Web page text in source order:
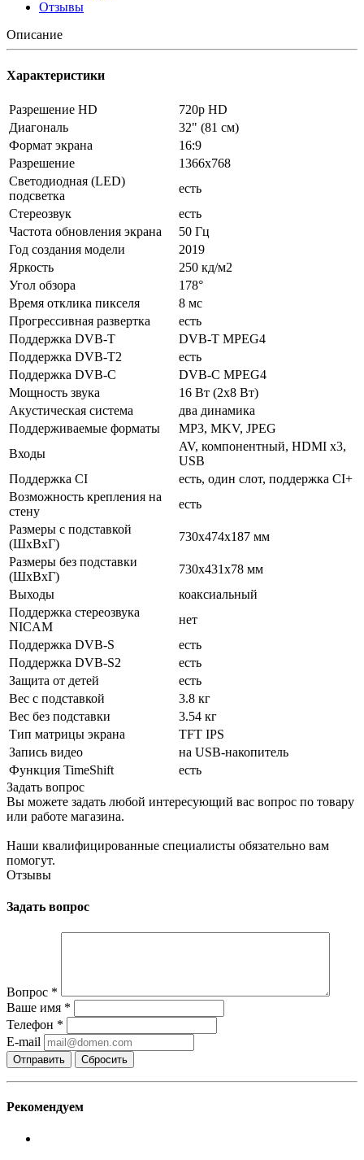
Отзывы
Описание
Характеристики
Разрешение HD
720p HD
Диагональ
32" (81 см)
Формат экрана
16:9
Разрешение
1366x768
Светодиодная (LED)
подсветка
есть
Стереозвук
есть
Частота обновления экрана
50 Гц
Год создания модели
2019
Яркость
250 кд/м2
Угол обзора
178°
Время отклика пикселя
8 мс
Прогрессивная развертка
есть
Поддержка DVB-T
DVB-T MPEG4
Поддержка DVB-T2
есть
Поддержка DVB-C
DVB-C MPEG4
Мощность звука
16 Вт (2х8 Вт)
Акустическая система
два динамика
Поддерживаемые форматы
MP3, MKV, JPEG
Входы
AV, компонентный, HDMI x3,
USB
Поддержка CI
есть, один слот, поддержка CI+
Возможность крепления на
стену
есть
Размеры с подставкой
(ШxВxГ)
730x474x187 мм
Размеры без подставки
(ШxВxГ)
730x431x78 мм
Выходы
коаксиальный
Поддержка стереозвука
NICAM
нет
Поддержка DVB-S
есть
Поддержка DVB-S2
есть
Защита от детей
есть
Вес с подставкой
3.8 кг
Вес без подставки
3.54 кг
Тип матрицы экрана
TFT IPS
Запись видео
на USB-накопитель
Функция TimeShift
есть
Задать вопрос
Вы можете задать любой интересующий вас вопрос по товару
или работе магазина.
Наши квалифицированные специалисты обязательно вам
помогут.
Отзывы
Задать вопрос
Вопрос *
Ваше имя *
Телефон *
E-mail
Сбросить
Рекомендуем